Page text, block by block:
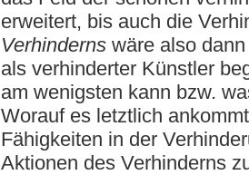
erweitert, bis auch die
Verhinderns wäre also
als verhinderter Künstler
am wenigsten kann bzw.
Worauf es letztlich
Fähigkeiten in der
Aktionen des Verhinderns